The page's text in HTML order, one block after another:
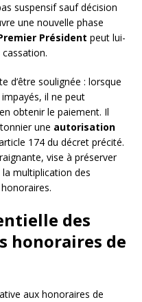
suspensif sauf décision
une nouvelle phase
Président peut lui-
d’être soulignée : lorsque
impayés, il ne peut
obtenir le paiement. Il
une autorisation
174 du décret précité.
vise à préserver
multiplication des
des
honoraires de
aux honoraires de